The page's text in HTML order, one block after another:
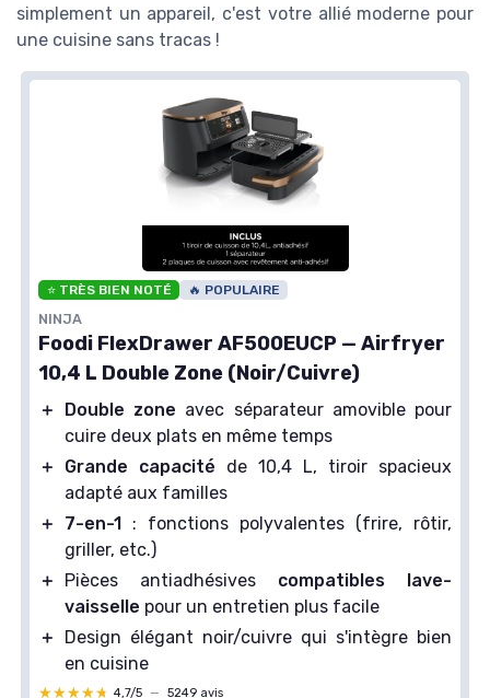
simplement un appareil, c'est votre allié moderne pour
une cuisine sans tracas !
⭐ TRÈS BIEN NOTÉ 🔥 POPULAIRE
NINJA
Foodi FlexDrawer AF500EUCP — Airfryer
10,4 L Double Zone (Noir/Cuivre)
＋ Double zone avec séparateur amovible pour
cuire deux plats en même temps
＋
Grande capacité de 10,4 L, tiroir spacieux
adapté aux familles
＋
7-en-1 : fonctions polyvalentes (frire, rôtir,
griller, etc.)
＋
Pièces antiadhésives compatibles lave-
vaisselle pour un entretien plus facile
＋
Design élégant noir/cuivre qui s'intègre bien
en cuisine
★★★★★
★★★★★ 4,7/5 — 5249 avis